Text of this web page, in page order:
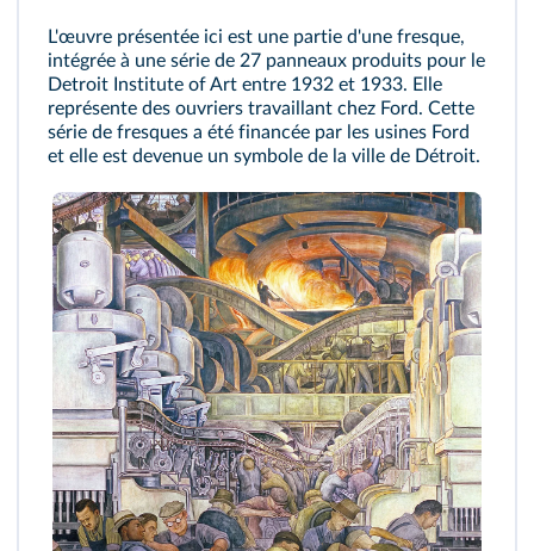
L'œuvre présentée ici est une partie d'une fresque,
intégrée à une série de 27 panneaux produits pour le
Detroit Institute of Art entre 1932 et 1933. Elle
représente des ouvriers travaillant chez Ford. Cette
série de fresques a été financée par les usines Ford
et elle est devenue un symbole de la ville de Détroit.